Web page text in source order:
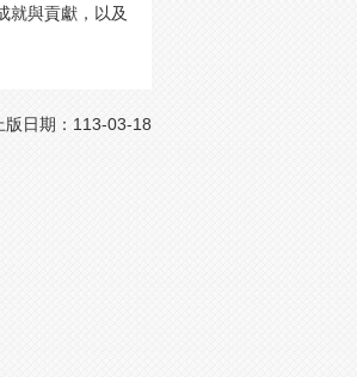
就與貢獻，以及
版日期：113-03-18